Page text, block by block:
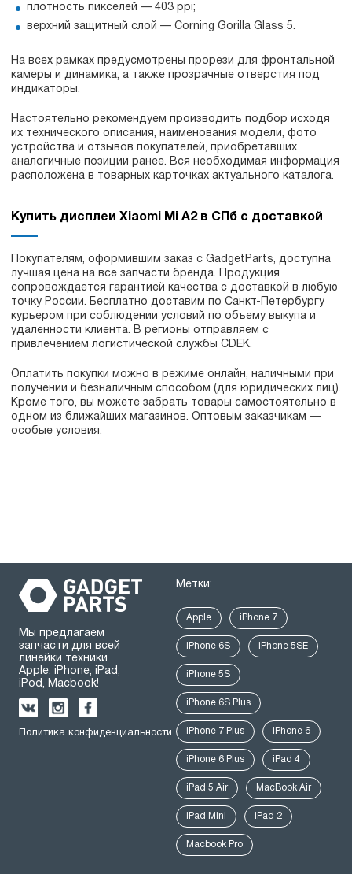
плотность пикселей — 403 ppi;
верхний защитный слой — Corning Gorilla Glass 5.
На всех рамках предусмотрены прорези для фронтальной
камеры и динамика, а также прозрачные отверстия под
индикаторы.
Настоятельно рекомендуем производить подбор исходя
их технического описания, наименования модели, фото
устройства и отзывов покупателей, приобретавших
аналогичные позиции ранее. Вся необходимая информация
расположена в товарных карточках актуального каталога.
Купить дисплеи Xiaomi Mi A2 в СПб с доставкой
Покупателям, оформившим заказ с GadgetParts, доступна
лучшая цена на все запчасти бренда. Продукция
сопровождается гарантией качества с доставкой в любую
точку России. Бесплатно доставим по Санкт-Петербургу
курьером при соблюдении условий по объему выкупа и
удаленности клиента. В регионы отправляем с
привлечением логистической службы CDEK.
Оплатить покупки можно в режиме онлайн, наличными при
получении и безналичным способом (для юридических лиц).
Кроме того, вы можете забрать товары самостоятельно в
одном из ближайших магазинов. Оптовым заказчикам —
особые условия.
Мы предлагаем
запчасти для всей
линейки техники
Apple: iPhone, iPad,
iPod, Macbook!
Политика конфиденциальности
Метки:
Apple iPhone 7
iPhone 6S iPhone 5SE
iPhone 5S
iPhone 6S Plus
iPhone 7 Plus iPhone 6
iPhone 6 Plus iPad 4
iPad 5 Air MacBook Air
iPad Mini iPad 2
Macbook Pro